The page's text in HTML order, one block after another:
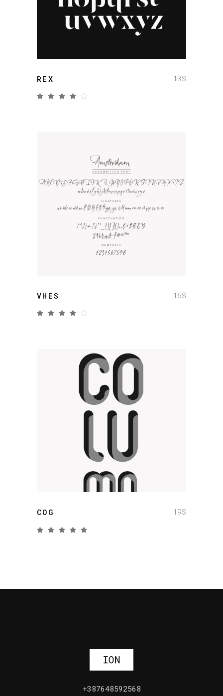
REX 13$
add to cart
VHES 16$
add to cart
COG 19$
+387648592568